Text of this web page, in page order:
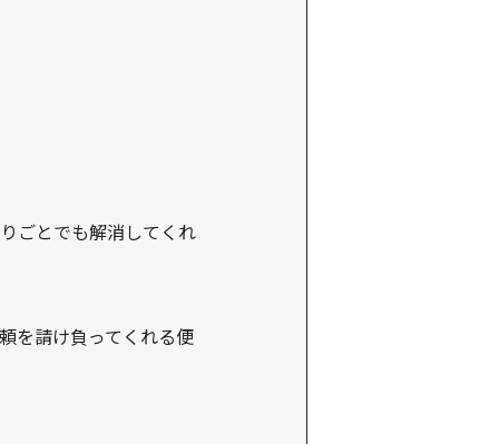
ごとでも解消してくれ
を請け負ってくれる便